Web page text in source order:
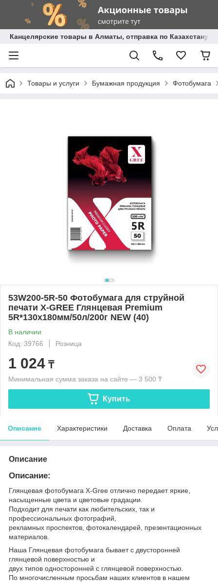
Канцелярские товары в Алматы, отправка по Казахстану.
Товары и услуги Бумажная продукция Фотобумага
53W200-5R-50 Фотобумага для струйной
печати X-GREE Глянцевая Premium
5R*130x180мм/50л/200г NEW (40)
В наличии
Код: 39766
Розница
1 024 ₸
Минимальная сумма заказа на сайте — 3 500 ₸
Купить
Описание Характеристики Доставка Оплата
Описание
Описание:
Глянцевая фотобумага X-Gree отлично передает яркие,
насыщенные цвета и цветовые градации.
Подходит для печати как любительских, так и
профессиональных фотографий,
рекламных проспектов, фотокалендарей, презентационных
материалов.
Наша Глянцевая фотобумага бывает с двусторонней
глянцевой поверхностью и
двух типов односторонней с глянцевой поверхностью.
По многочисленным просьбам наших клиентов в нашем